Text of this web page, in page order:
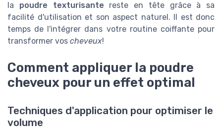
la poudre texturisante reste en tête grâce à sa
facilité d'utilisation et son aspect naturel. Il est donc
temps de l'intégrer dans votre routine coiffante pour
transformer vos cheveux!
Comment appliquer la poudre
cheveux pour un effet optimal
Techniques d'application pour optimiser le
volume